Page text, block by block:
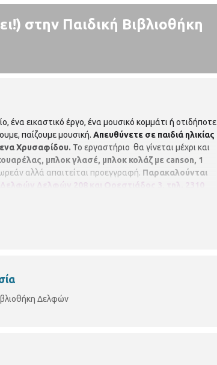
στην Παιδική Βιβλιοθήκη
ένα εικαστικό έργο, ένα μουσικό κομμάτι ή οτιδήποτε
παίζουμε μουσική. Απευθύνετε σε παιδιά ηλικίας
Χρυσαφίδου. Το εργαστήριο θα γίνεται μέχρι και
μπλοκ γλασέ, μπλοκ κολάζ με canson, 1
αλλά απαιτείται προεγγραφή. Παρακαλούνται
Δελφών
Δελφών 208 και Ορεστιάδος 3, τηλ. 2310
Δελφών